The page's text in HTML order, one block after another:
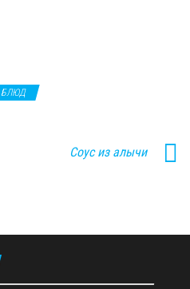
БЛЮД
Соус из алычи